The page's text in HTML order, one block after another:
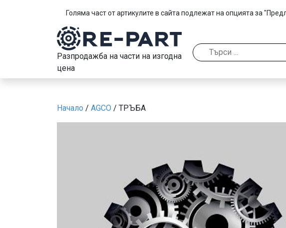
Голяма част от артикулите в сайта подлежат на опцията за
Разпродажба на части на изгодна
цена
Начало / AGCO / ТРЪБА